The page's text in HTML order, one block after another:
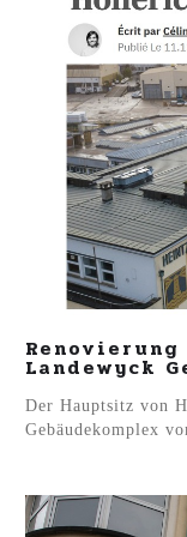
Landewyck
Der Hauptsitz von
Gebäudekomplex